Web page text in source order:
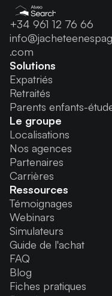
+34 961 12 76 66
.com
Solutions
Expatriés
Retraités
Parents enfants-
Le groupe
Localisations
Nos agences
Partenaires
Carrières
Ressources
Témoignages
Webinars
Simulateurs
Guide de l'achat
FAQ
Blog
Fiches pratiques